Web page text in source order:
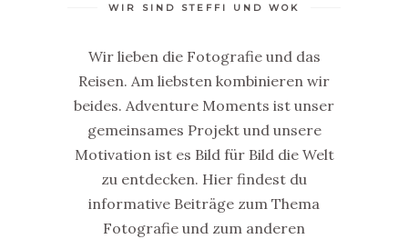
WIR SIND STEFFI UND WOK
Wir lieben die Fotografie und das
Reisen. Am liebsten kombinieren wir
beides. Adventure Moments ist unser
gemeinsames Projekt und unsere
Motivation ist es Bild für Bild die Welt
zu entdecken. Hier findest du
informative Beiträge zum Thema
Fotografie und zum anderen